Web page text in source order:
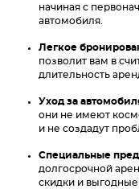
начиная с
автомобиля.
Легкое
позволит вам в
длительность
Уход за
они не имеют
и не создадут
Специальные
долгосрочной
скидки и